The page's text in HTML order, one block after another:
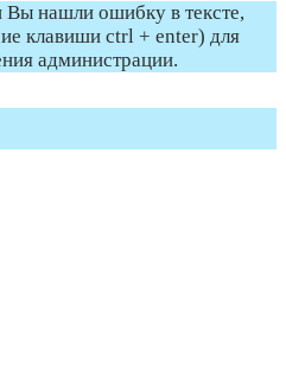
нашли ошибку в тексте,
клавиши ctrl + enter) для
администрации.